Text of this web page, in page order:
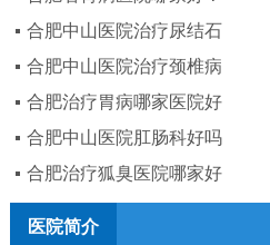
合肥中山医院治疗尿结石
合肥中山医院治疗颈椎病
合肥治疗胃病哪家医院好
合肥中山医院肛肠科好吗
合肥治疗狐臭医院哪家好
医院简介